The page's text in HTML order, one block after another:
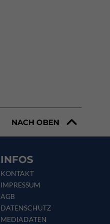
NACH OBEN
INFOS
KONTAKT
IMPRESSUM
AGB
DATENSCHUTZ
MEDIADATEN